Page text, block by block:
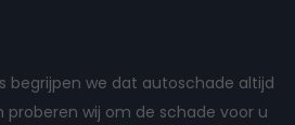
begrijpen we dat autoschade altijd
proberen wij om de schade voor u